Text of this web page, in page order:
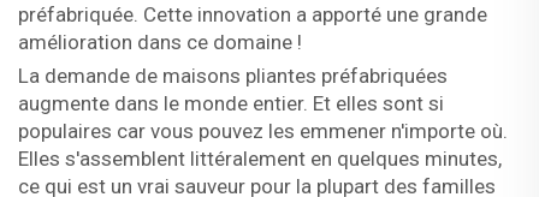
préfabriquée. Cette innovation a apporté une grande
amélioration dans ce domaine !
La demande de maisons pliantes préfabriquées
augmente dans le monde entier. Et elles sont si
populaires car vous pouvez les emmener n'importe où.
Elles s'assemblent littéralement en quelques minutes,
ce qui est un vrai sauveur pour la plupart des familles